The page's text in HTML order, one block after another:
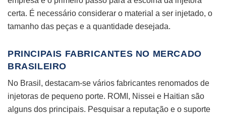
certa. É necessário considerar o material a ser injetado, o
tamanho das peças e a quantidade desejada.
PRINCIPAIS FABRICANTES NO MERCADO
BRASILEIRO
No Brasil, destacam-se vários fabricantes renomados de
injetoras de pequeno porte. ROMI, Nissei e Haitian são
alguns dos principais. Pesquisar a reputação e o suporte